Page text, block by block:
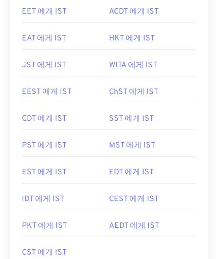
EET 에게 IST ACDT 에게 IST
EAT 에게 IST HKT 에게 IST
JST 에게 IST WITA 에게 IST
EEST 에게 IST ChST 에게 IST
CDT 에게 IST SST 에게 IST
PST 에게 IST MST 에게 IST
EST 에게 IST EDT 에게 IST
IDT 에게 IST CEST 에게 IST
PKT 에게 IST AEDT 에게 IST
CST 에게 IST